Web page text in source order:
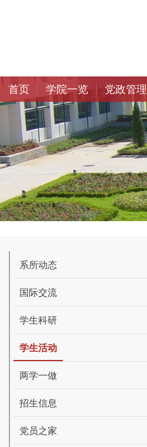
首页 学院一览 党政管理
系所动态
国际交流
学生科研
学生活动
两学一做
招生信息
党员之家